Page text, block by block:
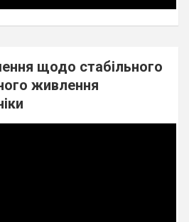
щодо стабільного
живлення